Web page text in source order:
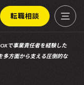
転職相談
で事業責任者を経験した
多方面から支える圧倒的な